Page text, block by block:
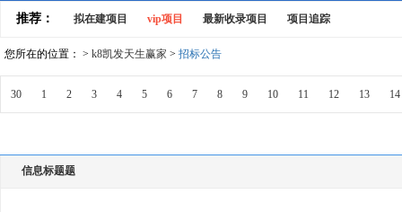
推荐： 拟在建项目 vip项目 最新收录项目 项目追踪
您所在的位置： > k8凯发天生赢家 > 招标公告
30 1 2 3 4 5 6 7 8 9 10 11 12 13 14
信息标题题